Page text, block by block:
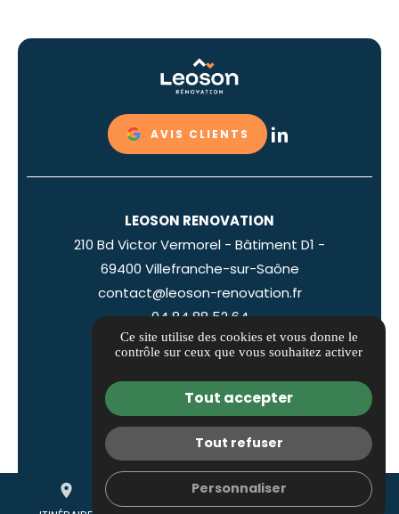
place mail
AVIS CLIENTS
LEOSON RENOVATION
210 Bd Victor Vermorel - Bâtiment D1 -
69400 Villefranche-sur-Saône
contact@leoson-renovation.fr
04 84 88 52 64
ITINÉRAIRE
Informations complémentaires
Mentions légales
Politique de confidentialité
Gestion des cookies
Ce site utilise des cookies et vous donne le
contrôle sur ceux que vous souhaitez activer
Tout accepter
Tout refuser
Personnaliser